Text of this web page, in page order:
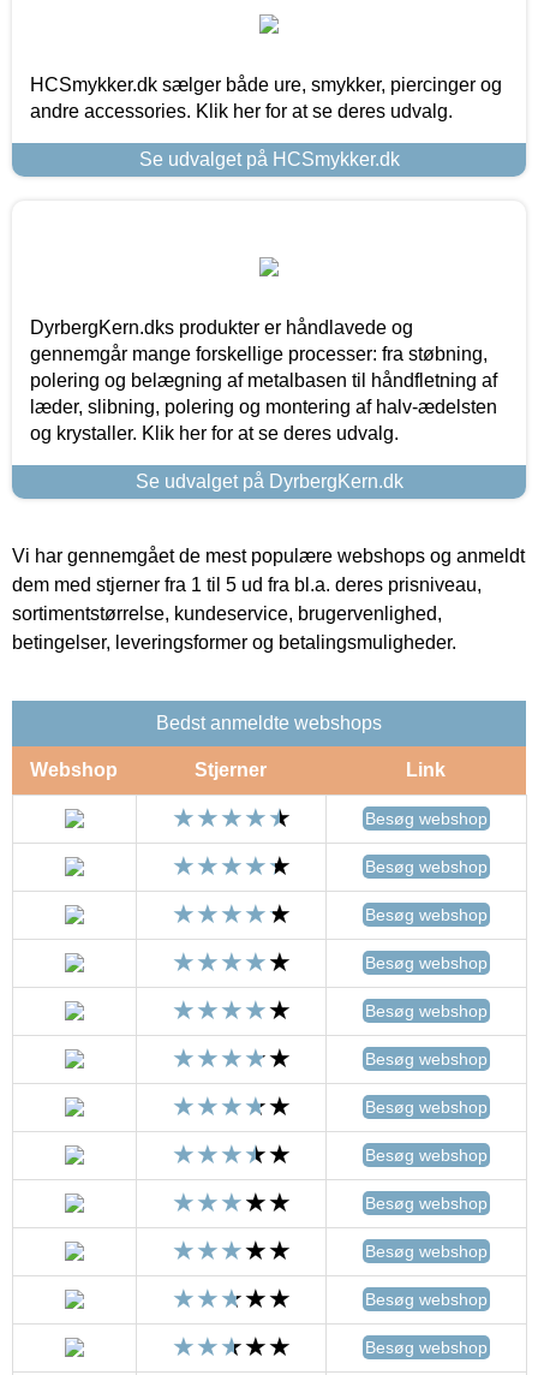
HCSmykker.dk sælger både ure, smykker, piercinger og
andre accessories. Klik her for at se deres udvalg.
Se udvalget på HCSmykker.dk
DyrbergKern.dks produkter er håndlavede og
gennemgår mange forskellige processer: fra støbning,
polering og belægning af metalbasen til håndfletning af
læder, slibning, polering og montering af halv-ædelsten
og krystaller. Klik her for at se deres udvalg.
Se udvalget på DyrbergKern.dk
Vi har gennemgået de mest populære webshops og anmeldt
dem med stjerner fra 1 til 5 ud fra bl.a. deres prisniveau,
sortimentstørrelse, kundeservice, brugervenlighed,
betingelser, leveringsformer og betalingsmuligheder.
Bedst anmeldte webshops
Webshop Stjerner Link
Besøg webshop
Besøg webshop
Besøg webshop
Besøg webshop
Besøg webshop
Besøg webshop
Besøg webshop
Besøg webshop
Besøg webshop
Besøg webshop
Besøg webshop
Besøg webshop